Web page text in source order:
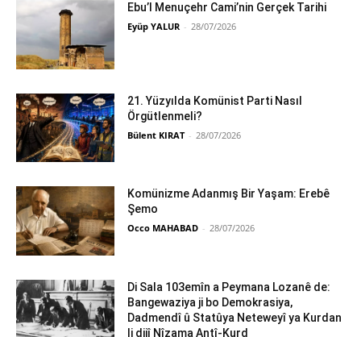
Ebu’l Menuçehr Cami’nin Gerçek Tarihi
Eyüp YALUR - 28/07/2026
21. Yüzyılda Komünist Parti Nasıl
Örgütlenmeli?
Bülent KIRAT - 28/07/2026
Komünizme Adanmış Bir Yaşam: Erebê
Şemo
Occo MAHABAD - 28/07/2026
Di Sala 103emîn a Peymana Lozanê de:
Bangewaziya ji bo Demokrasiya,
Dadmendî û Statûya Neteweyî ya Kurdan
li dijî Nîzama Antî-Kurd